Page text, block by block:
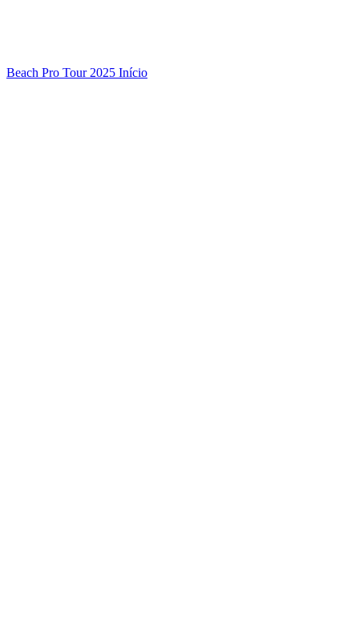
Beach Pro Tour 2025 Início